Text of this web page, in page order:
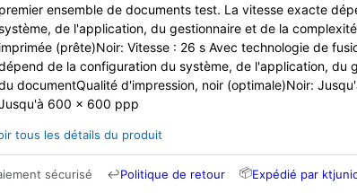
premier ensemble de documents test. La vitesse exacte
de l'application, du gestionnaire et de la
imprimée (prête)Noir: Vitesse : 26 s Avec technologie de
de la configuration du système, de l'application, du
documentQualité d'impression, noir (optimale)Noir:
600 x 600 ppp
tous les détails du produit
sécurisé ↩Politique de retour 📦Expédié par